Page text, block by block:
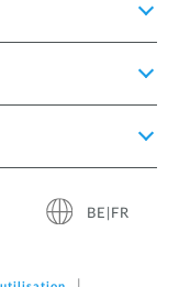
BE|FR